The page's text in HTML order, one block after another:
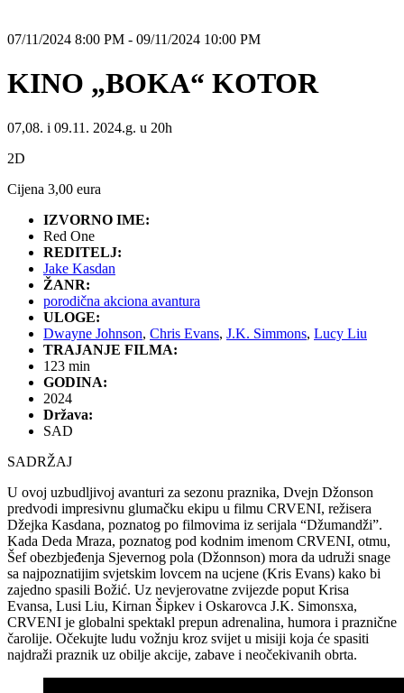
07/11/2024 8:00 PM - 09/11/2024 10:00 PM
KINO „BOKA“ KOTOR
07,08. i 09.11. 2024.g. u 20h
2D
Cijena 3,00 eura
IZVORNO IME:
Red One
REDITELJ:
Jake Kasdan
ŽANR:
porodična akciona avantura
ULOGE:
Dwayne Johnson, Chris Evans, J.K. Simmons, Lucy Liu
TRAJANJE FILMA:
123 min
GODINA:
2024
Država:
SAD
SADRŽAJ
U ovoj uzbudljivoj avanturi za sezonu praznika, Dvejn Džonson
predvodi impresivnu glumačku ekipu u filmu CRVENI, režisera
Džejka Kasdana, poznatog po filmovima iz serijala “Džumandži”.
Kada Deda Mraza, poznatog pod kodnim imenom CRVENI, otmu,
Šef obezbjeđenja Sjevernog pola (Džonnson) mora da udruži snage
sa najpoznatijim svjetskim lovcem na ucjene (Kris Evans) kako bi
zajedno spasili Božić. Uz nevjerovatne zvijezde poput Krisa
Evansa, Lusi Liu, Kirnan Šipkev i Oskarovca J.K. Simonsxa,
CRVENI je globalni spektakl prepun adrenalina, humora i praznične
čarolije. Očekujte ludu vožnju kroz svijet u misiji koja će spasiti
najdraži praznik uz obilje akcije, zabave i neočekivanih obrta.